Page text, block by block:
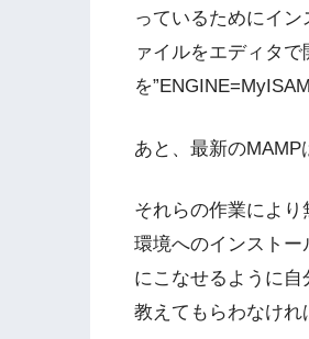
っているためにイ
ァイルをエディタ
を
あと、最新のMAMP
それらの作業によ
環境へのインスト
にこなせるように
教えてもらわなけれ